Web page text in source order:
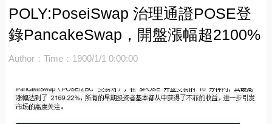
POLY:PoseiSwap 治理通證POSE登
錄PancakeSwap，開盤漲幅超2100%
Author： Time：1900/1/1 0:00:00